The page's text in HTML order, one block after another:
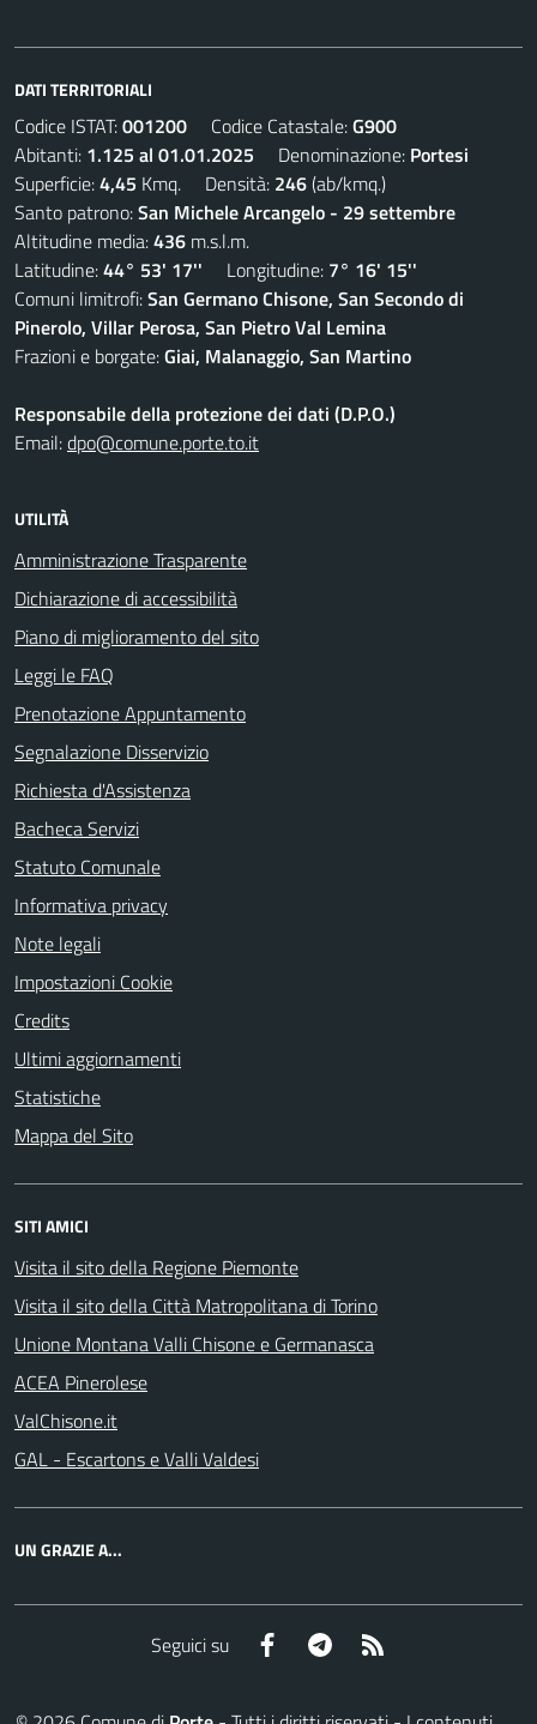
DATI TERRITORIALI
Codice ISTAT:001200 Codice Catastale:G900
Abitanti: 1.125 al 01.01.2025 Denominazione: Portesi
Superficie:4,45 Kmq. Densità: 246(ab/kmq.)
Santo patrono:San Michele Arcangelo - 29 settembre
Altitudine media:436 m.s.l.m.
Latitudine:44° 53' 17'' Longitudine: 7° 16' 15''
Comuni limitrofi:San Germano Chisone, San Secondo di
Pinerolo, Villar Perosa, San Pietro Val Lemina
Frazioni e borgate:Giai, Malanaggio, San Martino
Responsabile della protezione dei dati (D.P.O.)
Email:dpo@comune.porte.to.it
UTILITÀ
Amministrazione Trasparente
Dichiarazione di accessibilità
Piano di miglioramento del sito
Leggi le FAQ
Prenotazione Appuntamento
Segnalazione Disservizio
Richiesta d'Assistenza
Bacheca Servizi
Statuto Comunale
Informativa privacy
Note legali
Impostazioni Cookie
Credits
Ultimi aggiornamenti
Statistiche
Mappa del Sito
SITI AMICI
Visita il sito della Regione Piemonte
Visita il sito della Città Matropolitana di Torino
Unione Montana Valli Chisone e Germanasca
ACEA Pinerolese
ValChisone.it
GAL - Escartons e Valli Valdesi
UN GRAZIE A...
Seguici su Facebook Telegram